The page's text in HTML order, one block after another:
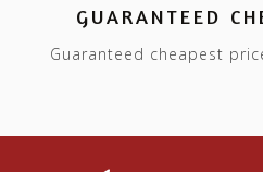
GUARANTEED
Guaranteed cheapest